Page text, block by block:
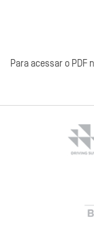
Para acessar o